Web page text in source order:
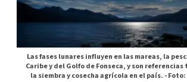
Las fases lunares influyen en las mareas, la
Caribe y del Golfo de Fonseca, y son
la siembra y cosecha agrícola en el país. -Foto: